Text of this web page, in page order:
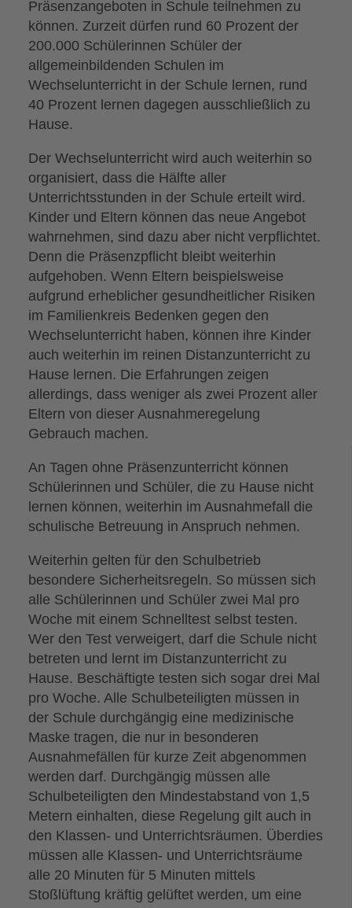
Präsenzangeboten in Schule teilnehmen zu
können. Zurzeit dürfen rund 60 Prozent der
200.000 Schülerinnen Schüler der
allgemeinbildenden Schulen im
Wechselunterricht in der Schule lernen, rund
40 Prozent lernen dagegen ausschließlich zu
Hause.
Der Wechselunterricht wird auch weiterhin so
organisiert, dass die Hälfte aller
Unterrichtsstunden in der Schule erteilt wird.
Kinder und Eltern können das neue Angebot
wahrnehmen, sind dazu aber nicht verpflichtet.
Denn die Präsenzpflicht bleibt weiterhin
aufgehoben. Wenn Eltern beispielsweise
aufgrund erheblicher gesundheitlicher Risiken
im Familienkreis Bedenken gegen den
Wechselunterricht haben, können ihre Kinder
auch weiterhin im reinen Distanzunterricht zu
Hause lernen. Die Erfahrungen zeigen
allerdings, dass weniger als zwei Prozent aller
Eltern von dieser Ausnahmeregelung
Gebrauch machen.
An Tagen ohne Präsenzunterricht können
Schülerinnen und Schüler, die zu Hause nicht
lernen können, weiterhin im Ausnahmefall die
schulische Betreuung in Anspruch nehmen.
Weiterhin gelten für den Schulbetrieb
besondere Sicherheitsregeln. So müssen sich
alle Schülerinnen und Schüler zwei Mal pro
Woche mit einem Schnelltest selbst testen.
Wer den Test verweigert, darf die Schule nicht
betreten und lernt im Distanzunterricht zu
Hause. Beschäftigte testen sich sogar drei Mal
pro Woche. Alle Schulbeteiligten müssen in
der Schule durchgängig eine medizinische
Maske tragen, die nur in besonderen
Ausnahmefällen für kurze Zeit abgenommen
werden darf. Durchgängig müssen alle
Schulbeteiligten den Mindestabstand von 1,5
Metern einhalten, diese Regelung gilt auch in
den Klassen- und Unterrichtsräumen. Überdies
müssen alle Klassen- und Unterrichtsräume
alle 20 Minuten für 5 Minuten mittels
Stoßlüftung kräftig gelüftet werden, um eine